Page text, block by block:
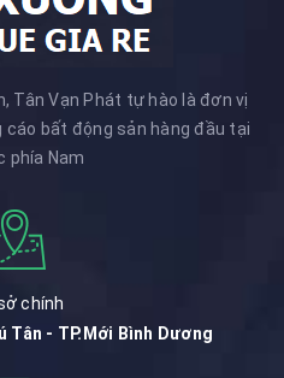
Tân Vạn Phát tự hào là đơn vị
cáo bất động sản hàng đầu tại
phía Nam
chính
- TP.Mới Bình Dương